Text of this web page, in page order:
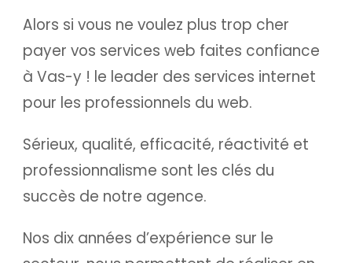
Alors si vous ne voulez plus trop cher
payer vos services web faites confiance
à Vas-y ! le leader des services internet
pour les professionnels du web.
Sérieux, qualité, efficacité, réactivité et
professionnalisme sont les clés du
succès de notre agence.
Nos dix années d’expérience sur le